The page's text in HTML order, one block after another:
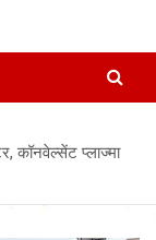
in
कॉनवेल्सेंट प्लाज्मा